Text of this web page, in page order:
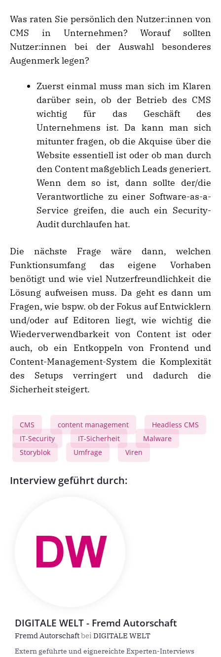
Was raten Sie persönlich den Nutzer:innen von
CMS in Unternehmen? Worauf sollten
Nutzer:innen bei der Auswahl besonderes
Augenmerk legen?
Zuerst einmal muss man sich im Klaren
darüber sein, ob der Betrieb des CMS
wichtig für das Geschäft des
Unternehmens ist. Da kann man sich
mitunter fragen, ob die Akquise über die
Website essentiell ist oder ob man durch
den Content maßgeblich Leads generiert.
Wenn dem so ist, dann sollte der/die
Verantwortliche zu einer Software-as-a-
Service greifen, die auch ein Security-
Audit durchlaufen hat.
Die nächste Frage wäre dann, welchen
Funktionsumfang das eigene Vorhaben
benötigt und wie viel Nutzerfreundlichkeit die
Lösung aufweisen muss. Da geht es dann um
Fragen, wie bspw. ob der Fokus auf Entwicklern
und/oder auf Editoren liegt, wie wichtig die
Wiederverwendbarkeit von Content ist oder
auch, ob ein Entkoppeln von Frontend und
Content-Management-System die Komplexität
des Setups verringert und dadurch die
Sicherheit steigert.
CMS content management Headless CMS
IT-Security IT-Sicherheit Malware
Storyblok Umfrage Viren
Interview geführt durch:
DIGITALE WELT - Fremd Autorschaft
Fremd AutorschaftbeiDIGITALE WELT
Extern geführte und eignereichte Experten-Interviews